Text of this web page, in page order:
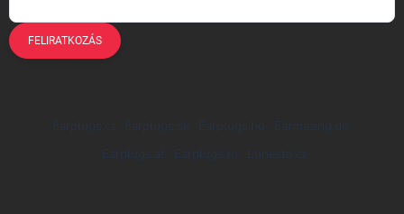
FELIRATKOZÁS
Earplugs.cz Earplugs.sk Earplugs.hu
Earmazing.de
Earplugs.at
Earplugs.ro Lunesto.cz